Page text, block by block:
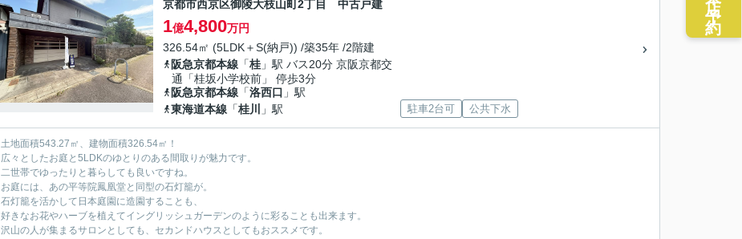
京都市西京区御陵大枝山町2丁目 中古戸建
1億4,800万円
326.54㎡ (5LDK＋S(納戸)) /築35年 /2階建
阪急京都本線 「桂 」駅 バス20分 京阪京都交
通「桂坂小学校前」 停歩3分
阪急京都本線 「洛西口 」駅
東海道本線 「桂川 」駅 駐車2台可 公共下水
土地面積543.27㎡、建物面積326.54㎡！
広々としたお庭と5LDKのゆとりのある間取りが魅力です。
二世帯でゆったりと暮らしても良いですね。
お庭には、あの平等院鳳凰堂と同型の石灯籠が。
石灯籠を活かして日本庭園に造園することも、
好きなお花やハーブを植えてイングリッシュガーデンのように彩ることも出来ます。
沢山の人が集まるサロンとしても、セカンドハウスとしてもおススメです。